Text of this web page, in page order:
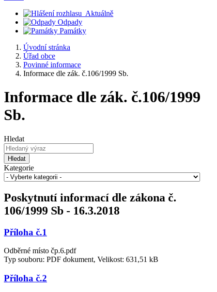
Aktuálně
Odpady
Památky
Úvodní stránka
Úřad obce
Povinné informace
Informace dle zák. č.106/1999 Sb.
Informace dle zák. č.106/1999
Sb.
Hledat
Hledat
Kategorie
Poskytnutí informací dle zákona č.
106/1999 Sb - 16.3.2018
Příloha č.1
Odběrné místo čp.6.pdf
Typ souboru: PDF dokument, Velikost: 631,51 kB
Příloha č.2